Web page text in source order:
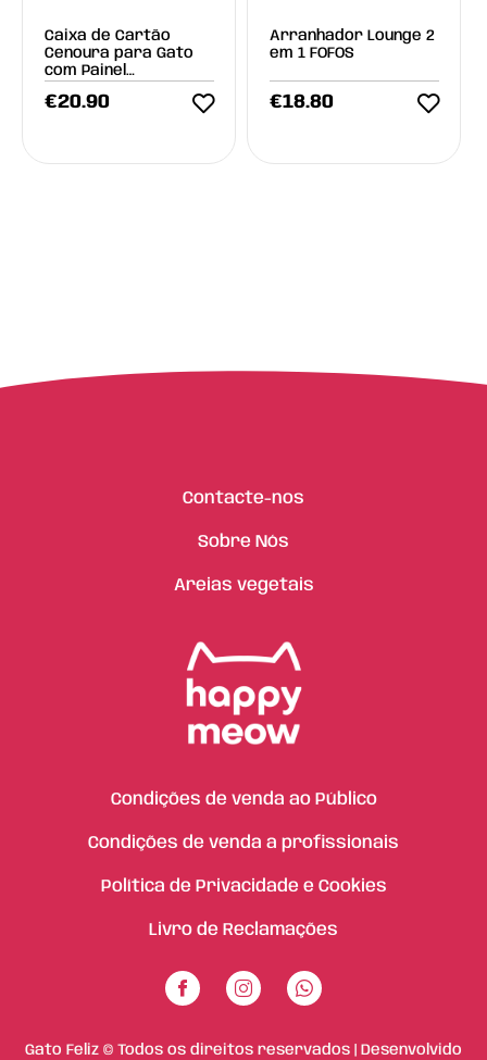
Caixa de Cartão
Cenoura para Gato
com Painel
€20.90
Arranhador Lounge 2
em 1 FOFOS
€18.80
Contacte-nos
Sobre Nós
Areias vegetais
Condições de venda ao Público
Condições de venda a profissionais
Política de Privacidade e Cookies
Livro de Reclamações
Gato Feliz © Todos os direitos reservados | Desenvolvido